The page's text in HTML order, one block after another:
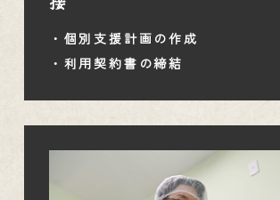
・個別支援計画の作成
・利用契約書の締結